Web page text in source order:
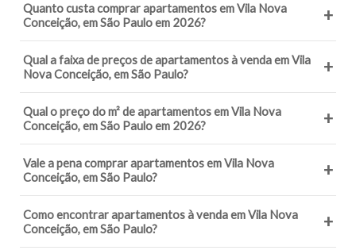
Quanto custa comprar apartamentos em Vila Nova
Conceição, em São Paulo em 2026?
+
Qual a faixa de preços de apartamentos à venda em Vila
Nova Conceição, em São Paulo?
+
Qual o preço do m² de apartamentos em Vila Nova
Conceição, em São Paulo em 2026?
+
Vale a pena comprar apartamentos em Vila Nova
Conceição, em São Paulo?
+
Como encontrar apartamentos à venda em Vila Nova
Conceição, em São Paulo?
+